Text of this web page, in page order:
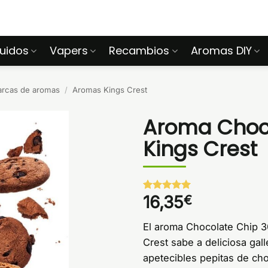
Vapers Recambios Aromas DIY
de aromas / Aromas Kings Crest
Aroma
Kings Crest
Valorado
con5de 5
1
valoración
de un
cliente
16,35€
El aroma Chocolate Chip
Crest sabe a deliciosa
apetecibles pepitas de